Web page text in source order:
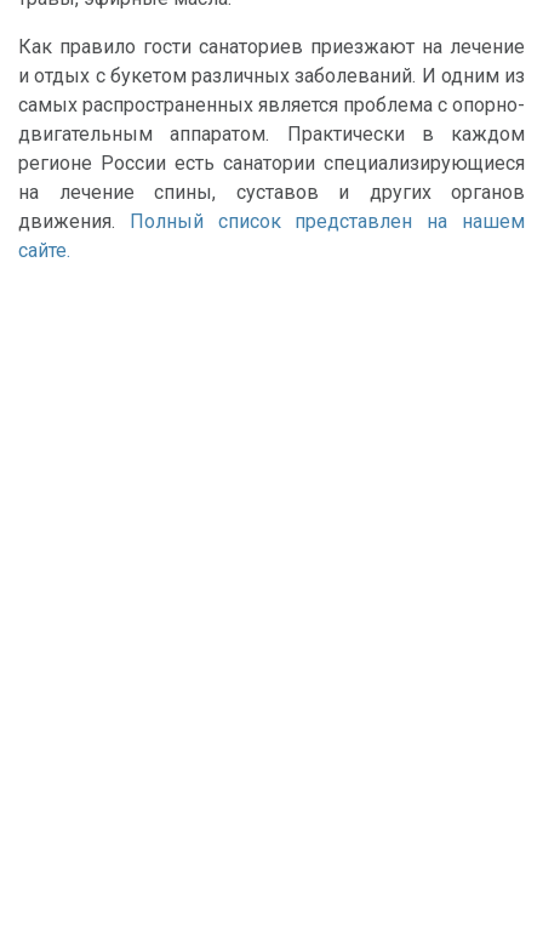
Как правило гости санаториев приезжают на лечение
и отдых с букетом различных заболеваний. И одним из
самых распространенных является проблема с опорно-
двигательным аппаратом. Практически в каждом
регионе России есть санатории специализирующиеся
на лечение спины, суставов и других органов
движения. Полный список представлен на нашем
сайте.